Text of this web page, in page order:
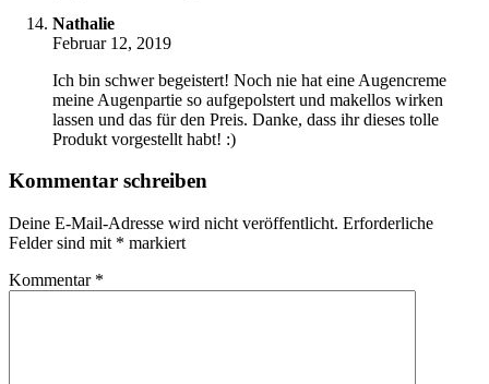
Nathalie
Februar 12, 2019
Ich bin schwer begeistert! Noch nie hat eine Augencreme
meine Augenpartie so aufgepolstert und makellos wirken
lassen und das für den Preis. Danke, dass ihr dieses tolle
Produkt vorgestellt habt! :)
Kommentar schreiben
Deine E-Mail-Adresse wird nicht veröffentlicht. Erforderliche
Felder sind mit * markiert
Kommentar *